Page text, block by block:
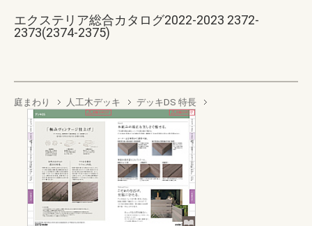
エクステリア総合カタログ2022-2023 2372-
2373(2374-2375)
庭まわり 人工木デッキ デッキDS 特長